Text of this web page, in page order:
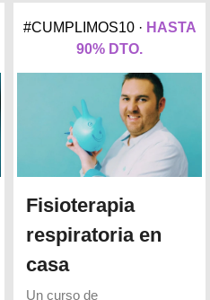
#CUMPLIMOS10 · HASTA
90% DTO.
Fisioterapia
respiratoria en
casa
Un curso de